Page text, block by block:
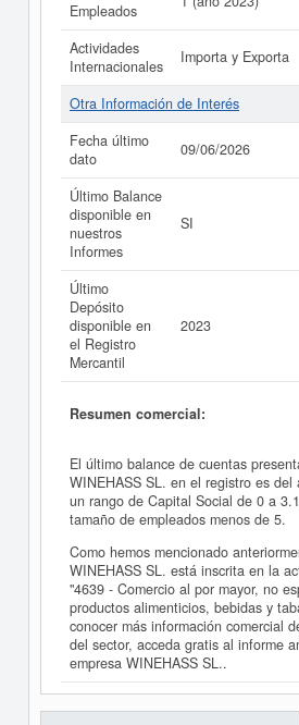
Empleados
Actividades
Internacionales
Importa y Exporta
Otra Información de Interés
Fecha último
dato
09/06/2026
Último Balance
disponible en
nuestros
Informes
SI
Último
Depósito
disponible en
el Registro
Mercantil
2023
Resumen comercial:
El último balance de cuentas
WINEHASS SL. en el registro es del
un rango de Capital Social de 0 a
tamaño de empleados menos de 5.
Como hemos mencionado
WINEHASS SL. está inscrita en la
"4639 - Comercio al por mayor, no
productos alimenticios, bebidas y
conocer más información comercial
del sector, acceda gratis al informe
empresa WINEHASS SL..